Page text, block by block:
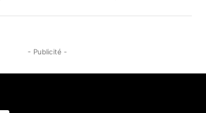
- Publicité -